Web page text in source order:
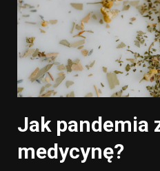
Jak pandemia
medycynę?